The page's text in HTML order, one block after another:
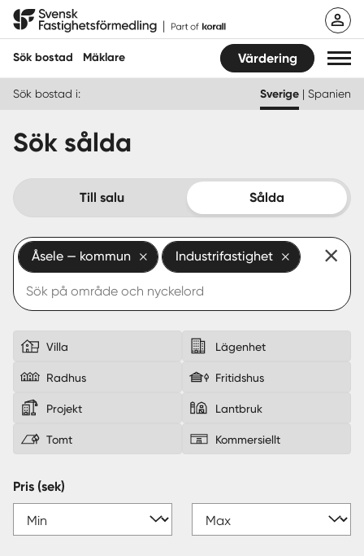
Hoppa
Svensk Fastighetsförmedling
Sök bostad Mäklare Värdering
Hitta mäklare
Köpa
Guider
Start
Logga in
Sverige|Spanien
Sök bostad i: Sverige | Spanien
Sök sålda
Till salu Sålda
Åsele — kommun Industrifastighet
Villa Lägenhet
Radhus Fritidshus
Projekt Lantbruk
Tomt Kommersiellt
Pris (sek)